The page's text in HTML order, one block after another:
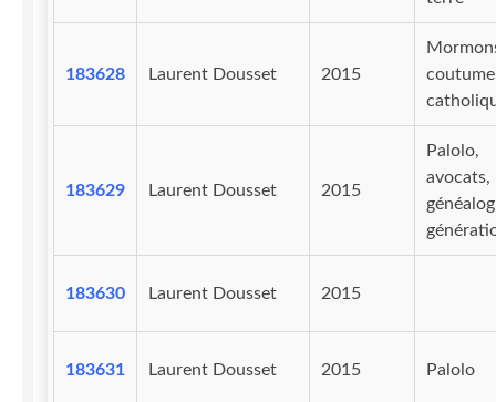
183628 Laurent Dousset 2015
183629 Laurent Dousset 2015
Palolo,
avocats,
183630 Laurent Dousset 2015
183631 Laurent Dousset 2015 Palolo